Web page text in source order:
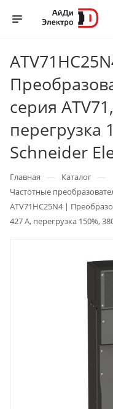
серия
перегрузка
Schneider
Главная — Каталог —
Частотные
ATV71HC25N4 |
427 А, перегрузка 150%,